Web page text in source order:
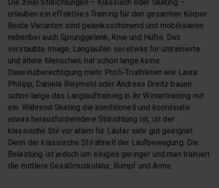
Die zwei Stilrichtungen – Klassisch oder Skating –
erlauben ein effektives Training für den gesamten Körper.
Beide Varianten sind gelenksschonend und mobilisieren
nebenbei auch Sprunggelenk, Knie und Hüfte. Das
verstaubte Image, Langlaufen sei etwas für untrainierte
und ältere Menschen, hat schon lange keine
Daseinsberechtigung mehr. Profi-Triathleten wie Laura
Philipp, Daniela Bleymehl oder Andreas Dreitz bauen
schon lange das Langlauftraining in ihr Wintertraining mit
ein. Während Skating die konditionell und koordinativ
etwas herausforderndere Stilrichtung ist, ist der
klassische Stil vor allem für Läufer sehr gut geeignet.
Denn der klassische Stil ähnelt der Laufbewegung. Die
Belastung ist jedoch um einiges geringer und man trainiert
die mittlere Gesäßmuskulatur, Rumpf und Arme.